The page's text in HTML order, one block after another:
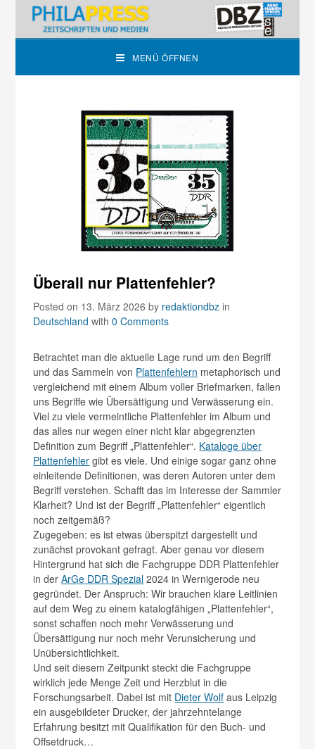
MENÜ ÖFFNEN
Überall nur Plattenfehler?
Posted on 13. März 2026by redaktiondbz in
Deutschland with0 Comments
Betrachtet man die aktuelle Lage rund um den Begriff
und das Sammeln von Plattenfehlern metaphorisch und
vergleichend mit einem Album voller Briefmarken, fallen
uns Begriffe wie Übersättigung und Verwässerung ein.
Viel zu viele vermeintliche Plattenfehler im Album und
das alles nur wegen einer nicht klar abgegrenzten
Definition zum Begriff „Plattenfehler“. Kataloge über
Plattenfehler gibt es viele. Und einige sogar ganz ohne
einleitende Definitionen, was deren Autoren unter dem
Begriff verstehen. Schafft das im Interesse der Sammler
Klarheit? Und ist der Begriff „Plattenfehler“ eigentlich
noch zeitgemäß?
Zugegeben: es ist etwas überspitzt dargestellt und
zunächst provokant gefragt. Aber genau vor diesem
Hintergrund hat sich die Fachgruppe DDR Plattenfehler
in derArGe DDR Spezial 2024 in Wernigerode neu
gegründet. Der Anspruch: Wir brauchen klare Leitlinien
auf dem Weg zu einem katalogfähigen „Plattenfehler“,
sonst schaffen noch mehr Verwässerung und
Übersättigung nur noch mehr Verunsicherung und
Unübersichtlichkeit.
Und seit diesem Zeitpunkt steckt die Fachgruppe
wirklich jede Menge Zeit und Herzblut in die
Forschungsarbeit. Dabei ist mit Dieter Wolf aus Leipzig
ein ausgebildeter Drucker, der jahrzehntelange
Erfahrung besitzt mit Qualifikation für den Buch- und
Offsetdruck…